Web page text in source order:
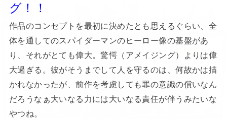
グ！！
作品のコンセプトを最初に決めたとも思えるぐらい、全
体を通してのスパイダーマンのヒーロー像の基盤があ
り、それがとても偉大。驚愕（アメイジング）よりは偉
大過ぎる。彼がそうまでして人を守るのは、何故かは描
かれなかったが、前作を考慮しても罪の意識の償いなん
だろうなぁ大いなる力には大いなる責任が伴うみたいな
やつね。